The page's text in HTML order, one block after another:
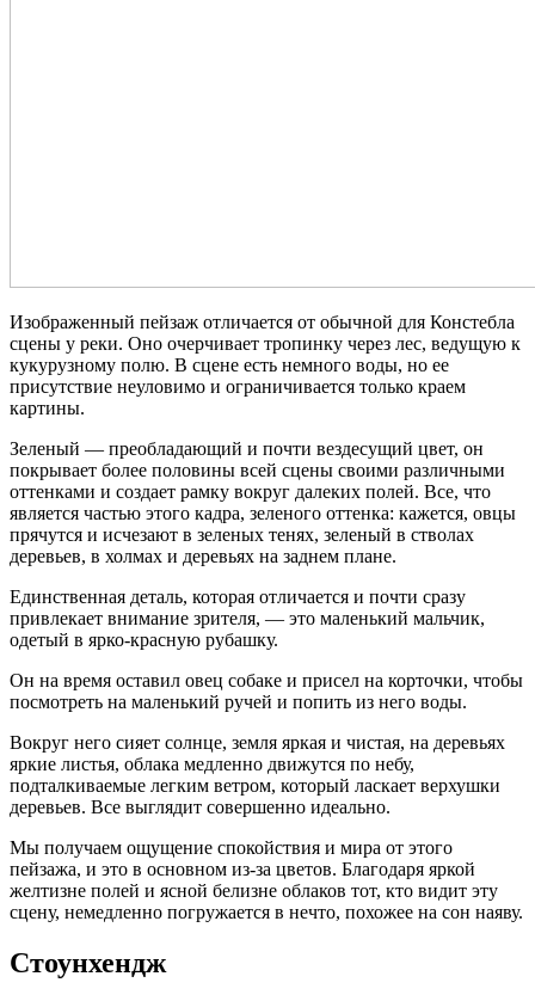
Изображенный пейзаж отличается от обычной для Констебла
сцены у реки. Оно очерчивает тропинку через лес, ведущую к
кукурузному полю. В сцене есть немного воды, но ее
присутствие неуловимо и ограничивается только краем
картины.
Зеленый — преобладающий и почти вездесущий цвет, он
покрывает более половины всей сцены своими различными
оттенками и создает рамку вокруг далеких полей. Все, что
является частью этого кадра, зеленого оттенка: кажется, овцы
прячутся и исчезают в зеленых тенях, зеленый в стволах
деревьев, в холмах и деревьях на заднем плане.
Единственная деталь, которая отличается и почти сразу
привлекает внимание зрителя, — это маленький мальчик,
одетый в ярко-красную рубашку.
Он на время оставил овец собаке и присел на корточки, чтобы
посмотреть на маленький ручей и попить из него воды.
Вокруг него сияет солнце, земля яркая и чистая, на деревьях
яркие листья, облака медленно движутся по небу,
подталкиваемые легким ветром, который ласкает верхушки
деревьев. Все выглядит совершенно идеально.
Мы получаем ощущение спокойствия и мира от этого
пейзажа, и это в основном из-за цветов. Благодаря яркой
желтизне полей и ясной белизне облаков тот, кто видит эту
сцену, немедленно погружается в нечто, похожее на сон наяву.
Стоунхендж